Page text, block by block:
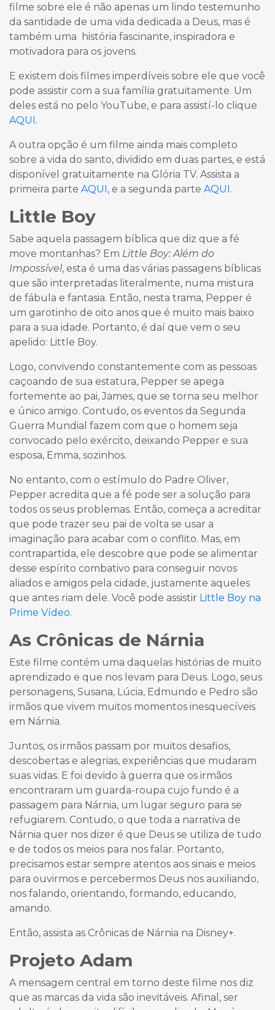
filme sobre ele é não apenas um lindo testemunho
da santidade de uma vida dedicada a Deus, mas é
também uma história fascinante, inspiradora e
motivadora para os jovens.
E existem dois filmes imperdíveis sobre ele que você
pode assistir com a sua família gratuitamente. Um
deles está no pelo YouTube, e para assistí-lo clique
AQUI.
A outra opção é um filme ainda mais completo
sobre a vida do santo, dividido em duas partes, e está
disponível gratuitamente na Glória TV. Assista a
primeira parte AQUI, e a segunda parte AQUI.
Little Boy
Sabe aquela passagem bíblica que diz que a fé
move montanhas? Em Little Boy: Além do
Impossível, esta é uma das várias passagens bíblicas
que são interpretadas literalmente, numa mistura
de fábula e fantasia. Então, nesta trama, Pepper é
um garotinho de oito anos que é muito mais baixo
para a sua idade. Portanto, é daí que vem o seu
apelido: Little Boy.
Logo, convivendo constantemente com as pessoas
caçoando de sua estatura, Pepper se apega
fortemente ao pai, James, que se torna seu melhor
e único amigo. Contudo, os eventos da Segunda
Guerra Mundial fazem com que o homem seja
convocado pelo exército, deixando Pepper e sua
esposa, Emma, sozinhos.
No entanto, com o estímulo do Padre Oliver,
Pepper acredita que a fé pode ser a solução para
todos os seus problemas. Então, começa a acreditar
que pode trazer seu pai de volta se usar a
imaginação para acabar com o conflito. Mas, em
contrapartida, ele descobre que pode se alimentar
desse espírito combativo para conseguir novos
aliados e amigos pela cidade, justamente aqueles
que antes riam dele. Você pode assistir Little Boy na
Prime Vídeo.
As Crônicas de Nárnia
Este filme contém uma daquelas histórias de muito
aprendizado e que nos levam para Deus. Logo, seus
personagens, Susana, Lúcia, Edmundo e Pedro são
irmãos que vivem muitos momentos inesquecíveis
em Nárnia.
Juntos, os irmãos passam por muitos desafios,
descobertas e alegrias, experiências que mudaram
suas vidas. E foi devido à guerra que os irmãos
encontraram um guarda-roupa cujo fundo é a
passagem para Nárnia, um lugar seguro para se
refugiarem. Contudo, o que toda a narrativa de
Nárnia quer nos dizer é que Deus se utiliza de tudo
e de todos os meios para nos falar. Portanto,
precisamos estar sempre atentos aos sinais e meios
para ouvirmos e percebermos Deus nos auxiliando,
nos falando, orientando, formando, educando,
amando.
Então, assista as Crônicas de Nárnia na Disney+.
Projeto Adam
A mensagem central em torno deste filme nos diz
que as marcas da vida são inevitáveis. Afinal, ser